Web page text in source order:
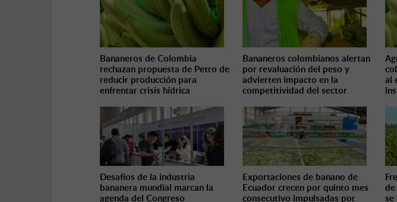
Bananeros de Colombia
rechazan propuesta de Petro de
reducir producción para
enfrentar crisis hídrica
Bananeros colombianos alertan
por revaluación del peso y
advierten impacto en la
competitividad del sector
al
Desafíos de la industria
bananera mundial marcan la
agenda del Congreso
Exportaciones de banano de
Ecuador crecen por quinto mes
consecutivo impulsadas por
se